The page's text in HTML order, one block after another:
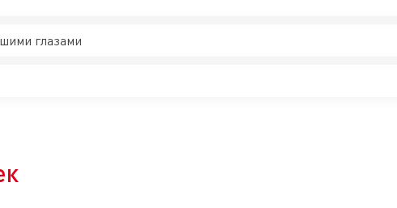
глазами